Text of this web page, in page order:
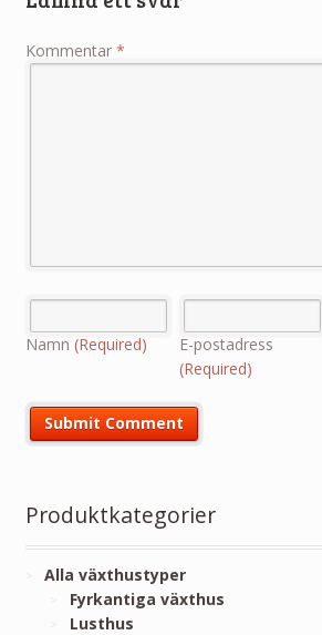
Kommentar *
Namn (Required)
E-postadress
(Required)
Produktkategorier
Alla växthustyper
Fyrkantiga växthus
Lusthus